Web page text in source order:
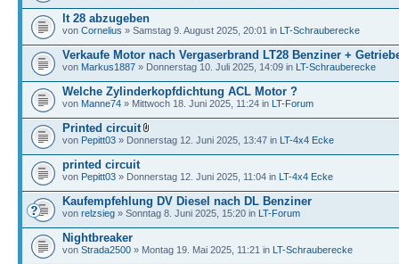
lt 28 abzugeben
von Cornelius » Samstag 9. August 2025, 20:01 in LT-Schrauberecke
Verkaufe Motor nach Vergaserbrand LT28 Benziner +
von Markus1887 » Donnerstag 10. Juli 2025, 14:09 in LT-Schrauberecke
Welche Zylinderkopfdichtung ACL Motor ?
von Manne74 » Mittwoch 18. Juni 2025, 11:24 in LT-Forum
Printed circuit
von Pepitt03 » Donnerstag 12. Juni 2025, 13:47 in LT-4x4 Ecke
printed circuit
von Pepitt03 » Donnerstag 12. Juni 2025, 11:04 in LT-4x4 Ecke
Kaufempfehlung DV Diesel nach DL Benziner
von relzsieg » Sonntag 8. Juni 2025, 15:20 in LT-Forum
Nightbreaker
von Strada2500 » Montag 19. Mai 2025, 11:21 in LT-Schrauberecke